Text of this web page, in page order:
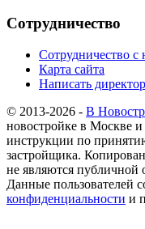
Сотрудничество
Сотрудничество с
Карта сайта
Написать
© 2013-2026 - В
новостройке в Москве
инструкции по
застройщика.
не являются
Данные пользователей
конфиденциальности и